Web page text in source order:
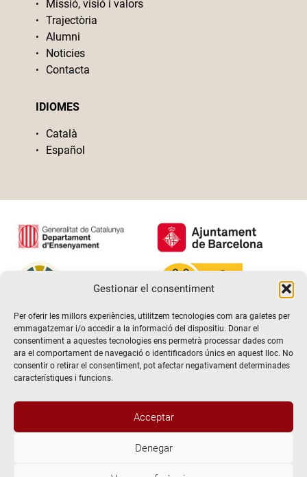
Gestionar el consentiment
Per oferir les millors experiències, utilitzem tecnologies com ara galetes per
emmagatzemar i/o accedir a la informació del dispositiu. Donar el
consentiment a aquestes tecnologies ens permetrà processar dades com
ara el comportament de navegació o identificadors únics en aquest lloc. No
consentir o retirar el consentiment, pot afectar negativament determinades
característiques i funcions.
Acceptar
Denegar
Missió, visió i valors
Trajectòria
Alumni
Noticies
Contacta
IDIOMES
Català
Español
@2026 Escola de teatre El Timbal. Tots els drets reservats